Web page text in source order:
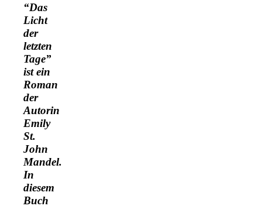
“Das
Licht
der
letzten
Tage”
ist ein
Roman
der
Autorin
Emily
St.
John
Mandel.
In
diesem
Buch